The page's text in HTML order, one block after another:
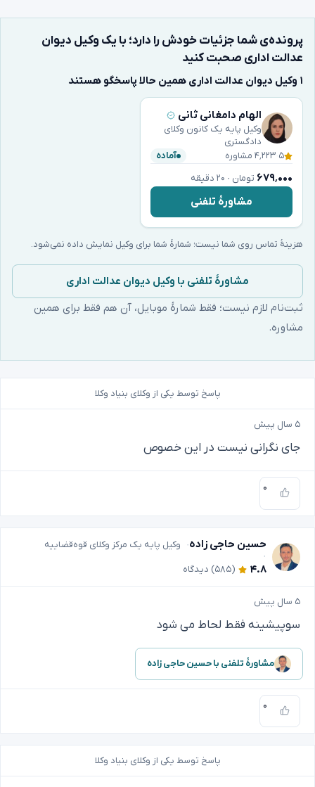
پرونده‌ی شما جزئیات خودش را دارد؛ با یک وکیل دیوان
عدالت اداری صحبت کنید
۱ وکیل دیوان عدالت اداری همین حالا پاسخگو هستند
الهام دامغانی ثانی
وکیل پایه یک کانون وکلای
دادگستری
۵ ۴٬۲۲۳ مشاوره آماده
۶۷۹٬۰۰۰ تومان · ۲۰ دقیقه
مشاورهٔ تلفنی
هزینهٔ تماس روی شما نیست؛ شمارهٔ شما برای وکیل نمایش داده نمی‌شود.
مشاورهٔ تلفنی با وکیل دیوان عدالت اداری
ثبت‌نام لازم نیست؛ فقط شمارهٔ موبایل، آن هم فقط برای همین
مشاوره.
پاسخ توسط یکی از وکلای بنیاد وکلا
۵ سال پیش
جای نگرانی نیست در این خصوص
۰
حسین حاجی زاده وکیل پایه یک مرکز وکلای قوه‌قضاییه
۴.۸ (۵۸۵) دیدگاه
۵ سال پیش
سوپیشینه فقط لحاط می شود
مشاورهٔ تلفنی با حسین حاجی زاده
۰
پاسخ توسط یکی از وکلای بنیاد وکلا